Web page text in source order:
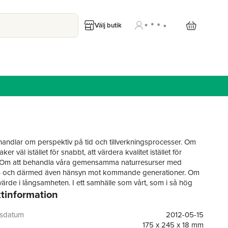
Välj butik
om perspektiv på tid och tillverkningsprocesser. Om
väl istället för snabbt, att värdera kvalitet istället för
att behandla våra gemensamma naturresurser med
därmed även hänsyn mot kommande generationer. Om
i långsamheten. I ett samhälle som vårt, som i så hög
av kortsiktig profit, indikerar begreppet slow ett medvetet
inte ekonomisk vinning genom rationell tillverkning.
är istället den tillfredsställelse som människan kan uppleva
2012-05-15
175 x 245 x 18 mm